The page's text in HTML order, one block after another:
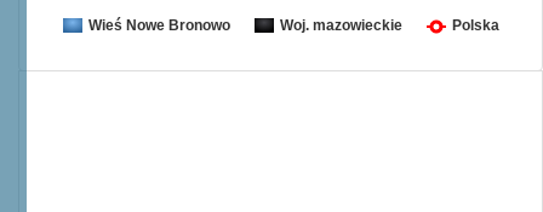
Wieś Nowe Bronowo Woj. mazowieckie Polska